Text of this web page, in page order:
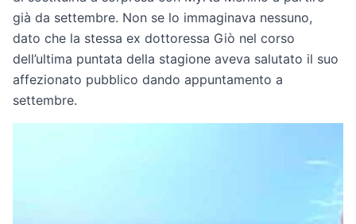
già da settembre. Non se lo immaginava nessuno,
dato che la stessa ex dottoressa Giò nel corso
dell’ultima puntata della stagione aveva salutato il suo
affezionato pubblico dando appuntamento a
settembre.